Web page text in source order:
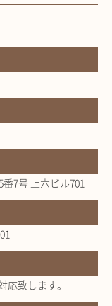
7号 上六ビル701
致します。